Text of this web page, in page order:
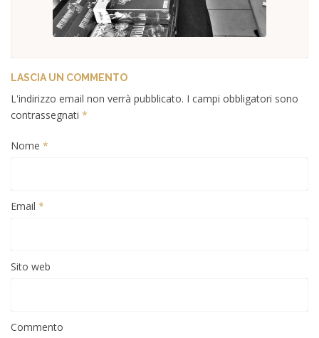
LASCIA UN COMMENTO
L'indirizzo email non verrà pubblicato. I campi obbligatori sono
contrassegnati *
Nome *
Email *
Sito web
Commento